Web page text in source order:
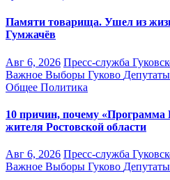
Памяти товарища. Ушел из
Гумжачёв
Авг 6, 2026 Пресс-служба
Важное Выборы Гуково Депутаты
Общее Политика
10 причин, почему «Программа
жителя Ростовской области
Авг 6, 2026 Пресс-служба
Важное Выборы Гуково Депутаты